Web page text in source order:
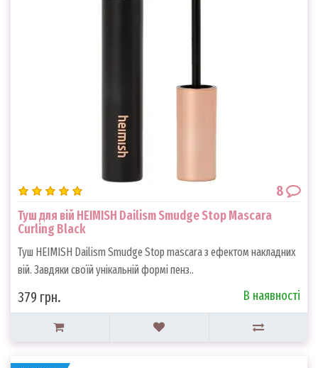
8
Туш для вій HEIMISH Dailism Smudge Stop Mascara
Curling Black
Туш HEIMISH Dailism Smudge Stop mascara з ефектом накладних
вій. Завдяки своїй унікальній формі пенз..
379 грн. В наявності